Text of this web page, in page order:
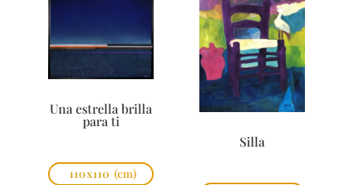
Una estrella brilla
para ti
110x110 (cm)
Silla